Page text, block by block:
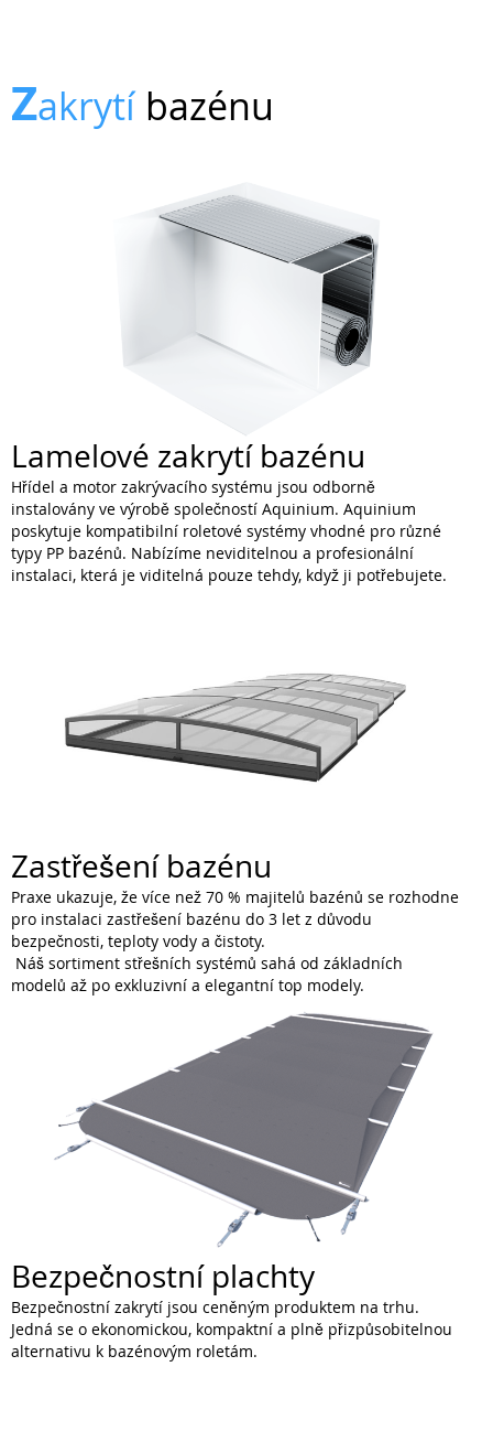
Zakrytí bazénu
Lamelové zakrytí bazénu
Hřídel a motor zakrývacího systému jsou odborně
instalovány ve výrobě společností Aquinium. Aquinium
poskytuje kompatibilní roletové systémy vhodné pro různé
typy PP bazénů. Nabízíme neviditelnou a profesionální
instalaci, která je viditelná pouze tehdy, když ji potřebujete.
Zastřešení bazénu
Praxe ukazuje, že více než 70 % majitelů bazénů se rozhodne
pro instalaci zastřešení bazénu do 3 let z důvodu
bezpečnosti, teploty vody a čistoty.
Náš sortiment střešních systémů sahá od základních
modelů až po exkluzivní a elegantní top modely.
Bezpečnostní plachty
Bezpečnostní zakrytí jsou ceněným produktem na trhu.
Jedná se o ekonomickou, kompaktní a plně přizpůsobitelnou
alternativu k bazénovým roletám.